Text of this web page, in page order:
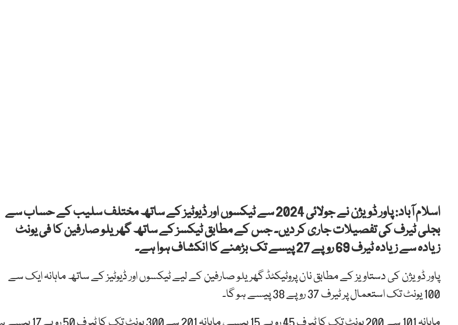
اسلام آباد: پاور ڈویژن نے جولائی 2024 سے ٹیکسوں اور ڈیوٹیز کے ساتھ مختلف سلیب کے حساب سے
بجلی ٹیرف کی تفصیلات جاری کر دیں۔ جس کے مطابق ٹیکسز کے ساتھ گھریلو صارفین کا فی یونٹ
زیادہ سے زیادہ ٹیرف 69 روپے 27 پیسے تک بڑھنے کا انکشاف ہوا ہے۔
پاور ڈویژن کی دستاویز کے مطابق نان پروٹیکٹڈ گھریلو صارفین کے لیے ٹیکسوں اور ڈیوٹیز کے ساتھ ماہانہ ایک سے
100 یونٹ تک استعمال پر ٹیرف 37 روپے 38 پیسے ہو گا۔